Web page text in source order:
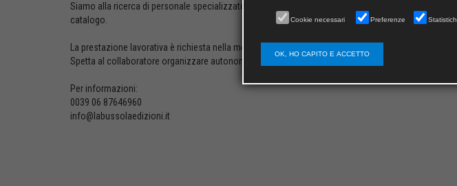
Siamo alla ricerca di personale specializzato nella ricerca di opere letterarie (poesie, romanzi,
catalogo.
La prestazione lavorativa è richiesta nella modalità della
Spetta al collaboratore organizzare autonomamente l’attività lavorativa nel rispetto delle modalità
Per informazioni:
0039 06 87646960
info@labussolaedizioni.it
Cookie necessari Preferenze
OK, HO CAPITO E ACCETTO